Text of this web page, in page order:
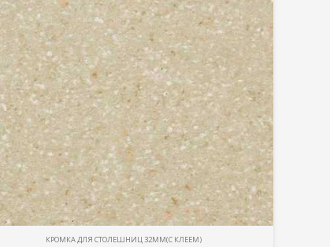
КРОМКА ДЛЯ СТОЛЕШНИЦ 32ММ(С КЛЕЕМ)